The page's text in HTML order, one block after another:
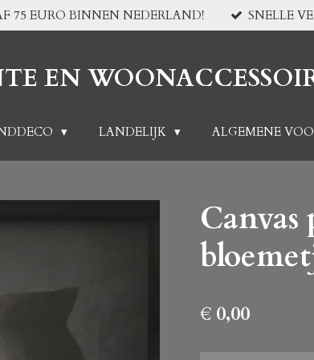
75 EURO BINNEN NEDERLAND! SNELLE
EN
LANDELIJK ALGEMENE
€ 0,00